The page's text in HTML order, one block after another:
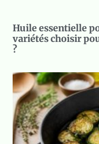
Huile essentielle
variétés choisir
?